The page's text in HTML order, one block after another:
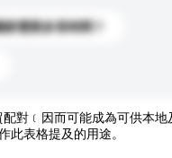
需要多長時間？
對﹝因而可能成為可供本
表格提及的用途。